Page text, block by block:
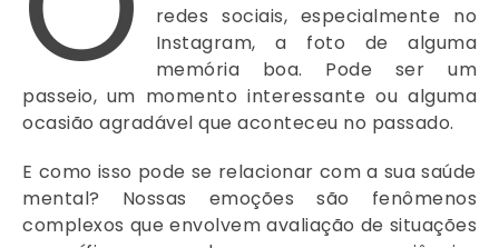
redes sociais, especialmente no
Instagram, a foto de alguma
memória boa. Pode ser um
passeio, um momento interessante ou alguma
ocasião agradável que aconteceu no passado.
E como isso pode se relacionar com a sua saúde
mental? Nossas emoções são fenômenos
complexos que envolvem avaliação de situações